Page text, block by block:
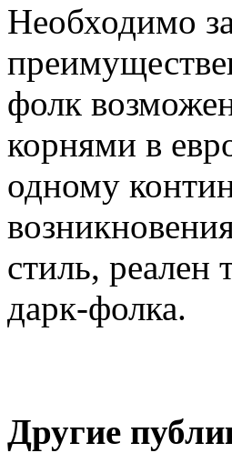
Необходимо
фолк
корнями в
одному
стиль,
дарк-фолка.
Другие